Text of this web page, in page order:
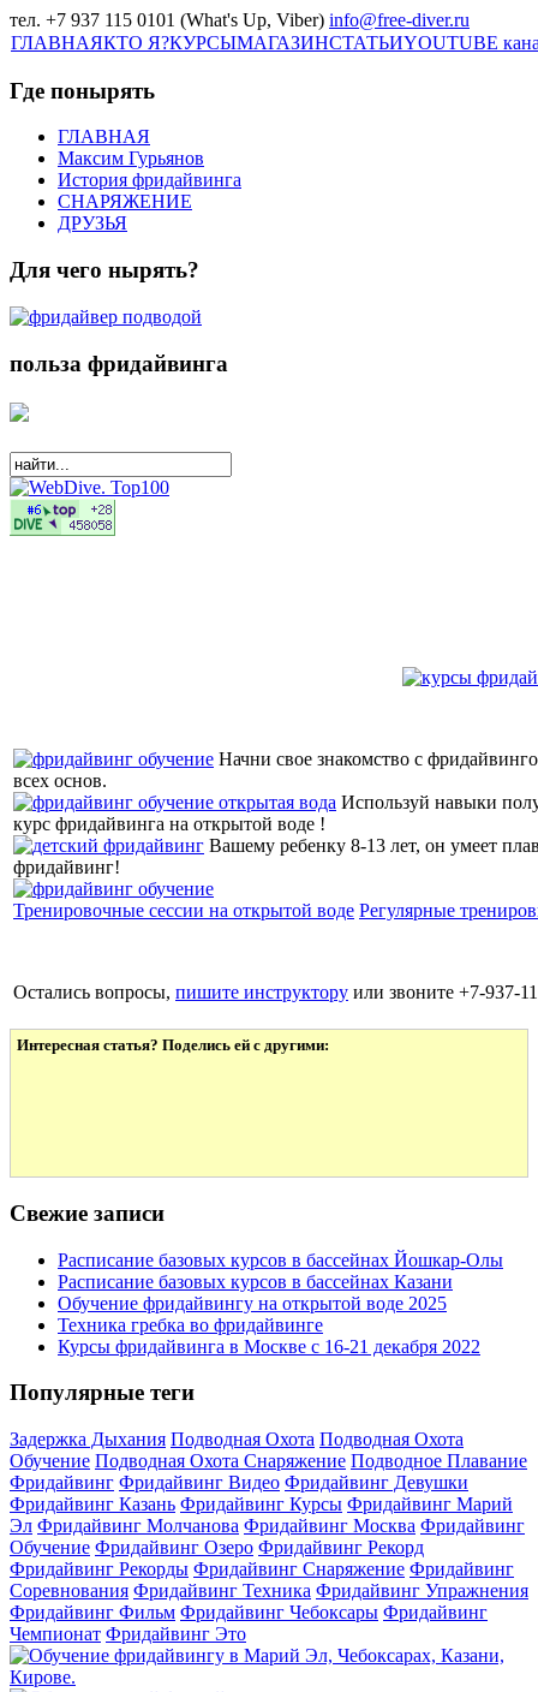
тел. +7 937 115 0101 (What's Up, Viber) info@free-diver.ru
ГЛАВНАЯКТО Я?КУРСЫМАГАЗИНСТАТЬИYOUTUBE
Где понырять
ГЛАВНАЯ
Максим Гурьянов
История фридайвинга
СНАРЯЖЕНИЕ
ДРУЗЬЯ
Для чего нырять?
польза фридайвинга
Начни свое знакомство с
всех основ.
Используй навыки
курс фридайвинга на открытой воде !
Вашему ребенку 8-13 лет, он умеет
фридайвинг!
Тренировочные сессии на открытой воде Регулярные
Остались вопросы, пишите инструктору или звоните +7-937-
Интересная статья? Поделись ей с другими:
Свежие записи
Расписание базовых курсов в бассейнах Йошкар-Олы
Расписание базовых курсов в бассейнах Казани
Обучение фридайвингу на открытой воде 2025
Техника гребка во фридайвинге
Курсы фридайвинга в Москве с 16-21 декабря 2022
Популярные теги
Задержка Дыхания Подводная Охота Подводная Охота
Обучение Подводная Охота Снаряжение Подводное Плавание
Фридайвинг Фридайвинг Видео Фридайвинг Девушки
Фридайвинг Казань Фридайвинг Курсы Фридайвинг Марий
Эл Фридайвинг Молчанова Фридайвинг Москва Фридайвинг
Обучение Фридайвинг Озеро Фридайвинг Рекорд
Фридайвинг Рекорды Фридайвинг Снаряжение Фридайвинг
Соревнования Фридайвинг Техника Фридайвинг Упражнения
Фридайвинг Фильм Фридайвинг Чебоксары Фридайвинг
Чемпионат Фридайвинг Это